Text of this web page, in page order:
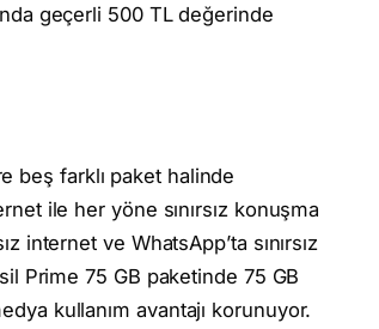
geçerli 500 TL değerinde
beş farklı paket halinde
ile her yöne sınırsız konuşma
internet ve WhatsApp’ta sınırsız
Prime 75 GB paketinde 75 GB
kullanım avantajı korunuyor.